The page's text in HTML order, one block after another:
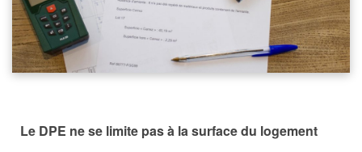
Le DPE ne se limite pas à la surface du logement